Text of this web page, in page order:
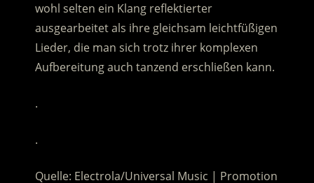
wohl selten ein Klang reflektierter
ausgearbeitet als ihre gleichsam leichtfüßigen
Lieder, die man sich trotz ihrer komplexen
Aufbereitung auch tanzend erschließen kann.
.
.
Quelle: Electrola/Universal Music | Promotion